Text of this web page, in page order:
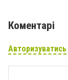
Коментарі
Авторизуватись